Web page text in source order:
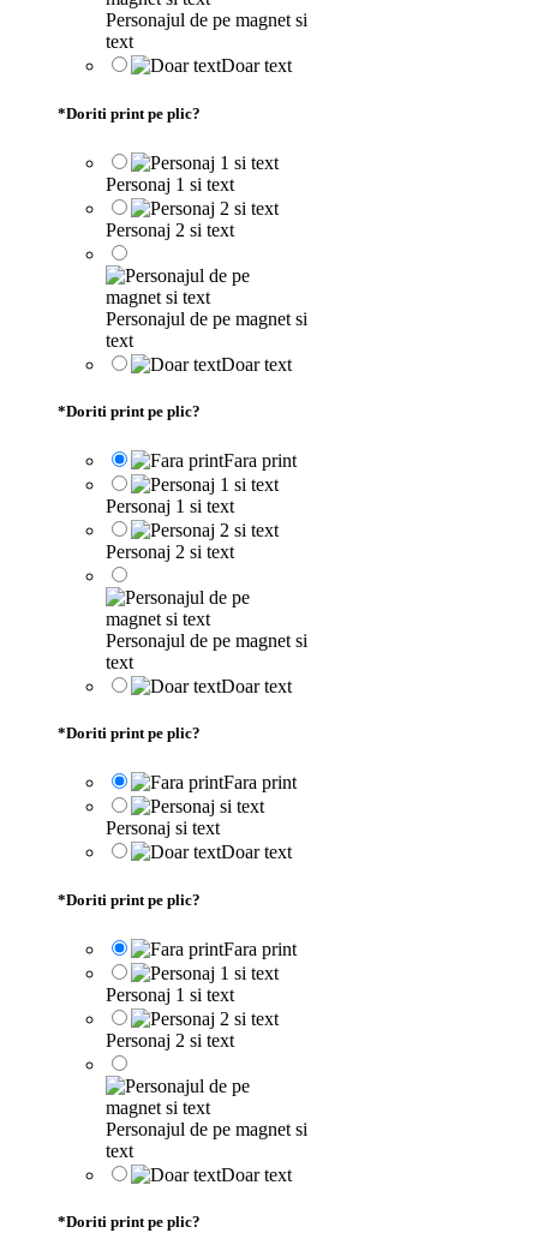
Personajul de pe magnet si
text
Doar text
*Doriti print pe plic?
Personaj 1 si text
Personaj 2 si text
Personajul de pe magnet si
text
Doar text
*Doriti print pe plic?
Fara print
Personaj 1 si text
Personaj 2 si text
Personajul de pe magnet si
text
Doar text
*Doriti print pe plic?
Fara print
Personaj si text
Doar text
*Doriti print pe plic?
Fara print
Personaj 1 si text
Personaj 2 si text
Personajul de pe magnet si
text
Doar text
*Doriti print pe plic?